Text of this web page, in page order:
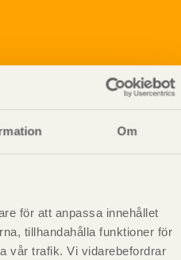
Om
för att anpassa innehållet
tillhandahålla funktioner för
vår trafik. Vi vidarebefordrar
Träs